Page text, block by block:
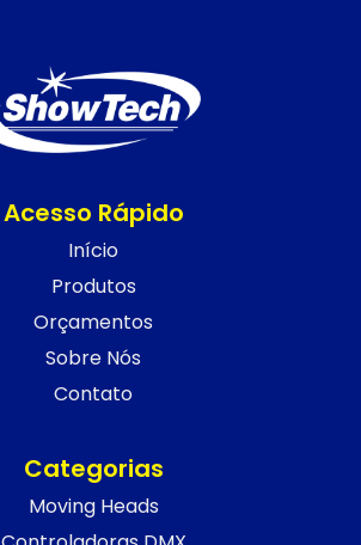
Acesso Rápido
Início
Produtos
Orçamentos
Sobre Nós
Contato
Categorias
Moving Heads